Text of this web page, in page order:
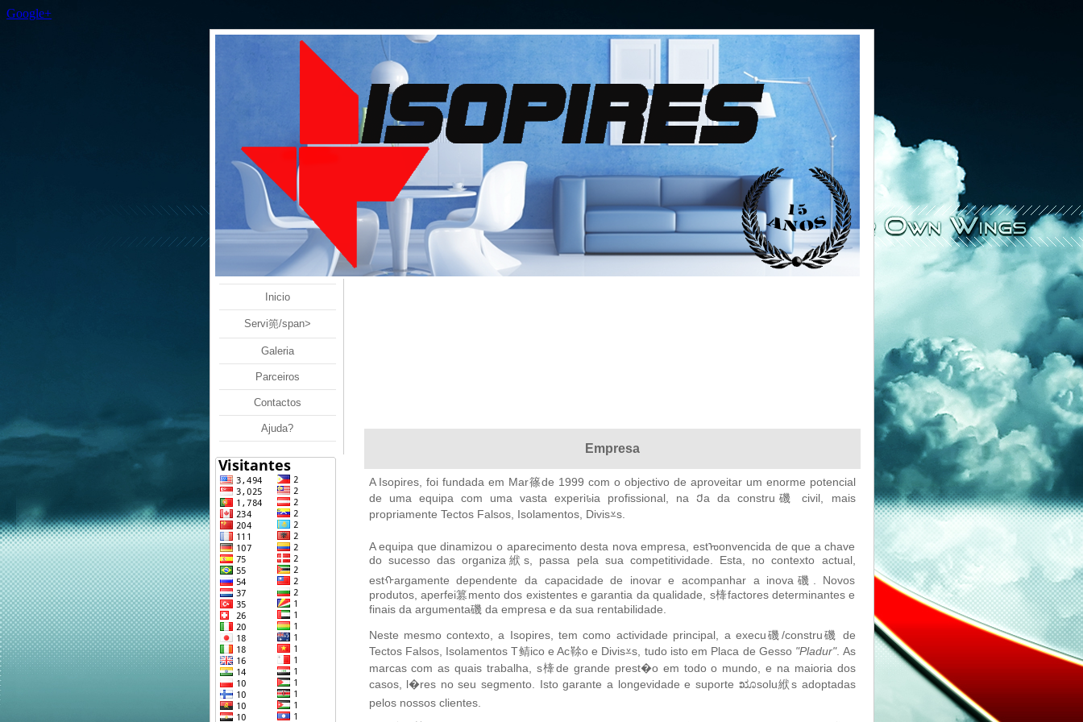
Google+
Inicio
Servi篼/span>
Galeria
Parceiros
Contactos
Ajuda?
Empresa
A Isopires, foi fundada em Mar篠de 1999 com o objectivo de aproveitar um enorme potencial
de uma equipa com uma vasta experiꮣia profissional, na Ქa da constru磯 civil, mais
propriamente Tectos Falsos, Isolamentos, Divis⩡s.
A equipa que dinamizou o aparecimento desta nova empresa, estᠣonvencida de que a chave
do sucesso das organiza絥s, passa pela sua competitividade. Esta, no contexto actual,
estᠬargamente dependente da capacidade de inovar e acompanhar a inova磯. Novos
produtos, aperfei篡mento dos existentes e garantia da qualidade, s㯠factores determinantes e
finais da argumenta磯 da empresa e da sua rentabilidade.
Neste mesmo contexto, a Isopires, tem como actividade principal, a execu磯/constru磯 de
Tectos Falsos, Isolamentos T鲭ico e Ac䩣o e Divis⩡s, tudo isto em Placa de Gesso "Pladur". As
marcas com as quais trabalha, s㯠de grande prest�o em todo o mundo, e na maioria dos
casos, l�res no seu segmento. Isto garante a longevidade e suporte ೠsolu絥s adoptadas
pelos nossos clientes.